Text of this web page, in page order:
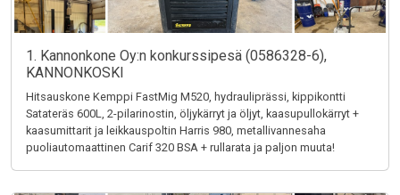
1. Kannonkone Oy:n konkurssipesä (0586328-6),
KANNONKOSKI
Hitsauskone Kemppi FastMig M520, hydrauliprässi, kippikontti
Satateräs 600L, 2-pilarinostin, öljykärryt ja öljyt, kaasupullokärryt +
kaasumittarit ja leikkauspoltin Harris 980, metallivannesaha
puoliautomaattinen Carif 320 BSA + rullarata ja paljon muuta!